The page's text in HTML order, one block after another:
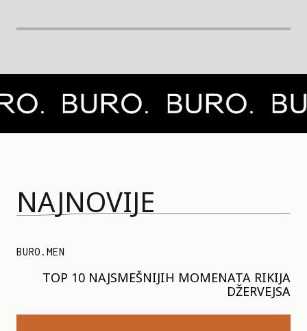
NAJNOVIJE
BURO.MEN
TOP 10 NAJSMEŠNIJIH MOMENATA RIKIJA
DŽERVEJSA